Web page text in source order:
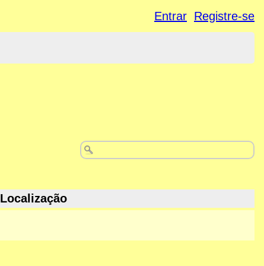
Entrar Registre-se
Localização